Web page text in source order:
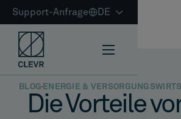
Support-Anfrage DE
BLOG ENERGIE &
Die Vorteile